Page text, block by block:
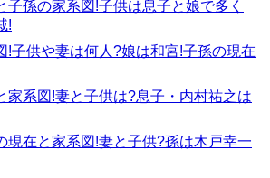
子孫の家系図!子供は息子と娘で多く
!
!子供や妻は何人?娘は和宮!子孫の現在
家系図!妻と子供は?息子・内村祐之は
現在と家系図!妻と子供?孫は木戸幸一